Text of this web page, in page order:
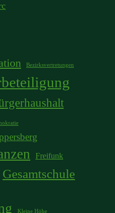
Bezirksvertretungen
Freifunk
Gesamtschule
Kleine Höhe